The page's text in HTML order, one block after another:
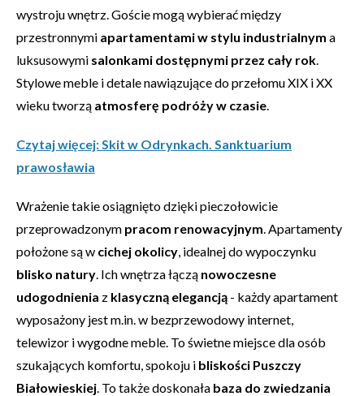
wystroju wnętrz. Goście mogą wybierać między
przestronnymi apartamentami w stylu industrialnym a
luksusowymi salonkami dostępnymi przez cały rok.
Stylowe meble i detale nawiązujące do przełomu XIX i XX
wieku tworzą atmosferę podróży w czasie.
Czytaj więcej: Skit w Odrynkach. Sanktuarium
prawosławia
Wrażenie takie osiągnięto dzięki pieczołowicie
przeprowadzonym pracom renowacyjnym. Apartamenty
położone są w cichej okolicy, idealnej do wypoczynku
blisko natury. Ich wnętrza łączą nowoczesne
udogodnienia z klasyczną elegancją - każdy apartament
wyposażony jest m.in. w bezprzewodowy internet,
telewizor i wygodne meble. To świetne miejsce dla osób
szukających komfortu, spokoju i bliskości Puszczy
Białowieskiej. To także doskonała baza do zwiedzania